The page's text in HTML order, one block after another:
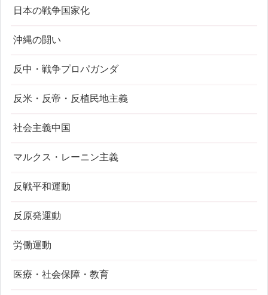
日本の戦争国家化
沖縄の闘い
反中・戦争プロパガンダ
反米・反帝・反植民地主義
社会主義中国
マルクス・レーニン主義
反戦平和運動
反原発運動
労働運動
医療・社会保障・教育